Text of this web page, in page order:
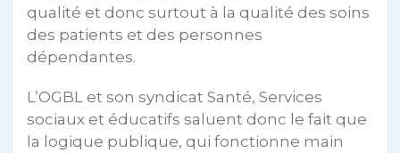
qualité et donc surtout à la qualité des soins
des patients et des personnes
dépendantes.
L’OGBL et son syndicat Santé, Services
sociaux et éducatifs saluent donc le fait que
la logique publique, qui fonctionne main